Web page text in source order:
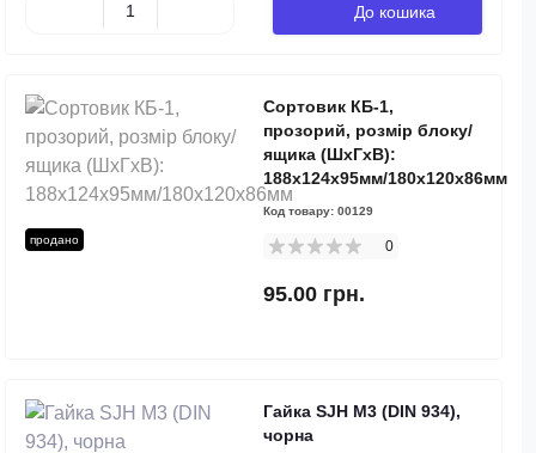
До кошика
продано
Сортовик КБ-1,
прозорий, розмір блоку/
ящика (ШхГхВ):
188х124х95мм/180х120х86мм
Код товару: 00129
0
95.00 грн.
Гайка SJH М3 (DIN 934),
чорна